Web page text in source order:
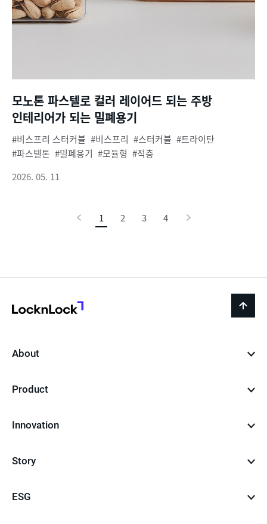
모노톤 파스텔로 컬러 레이어드 되는 주방
인테리어가 되는 밀폐용기
비스프리 스터커블 비스프리 스터커블
트라이탄
파스텔톤
밀폐용기 모듈형
적층
2026. 05. 11
1
이
2 3 4
back
About
Product
Innovation
Story
ESG